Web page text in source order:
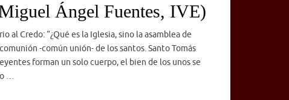
Ángel Fuentes, IVE)
al Credo: “¿Qué es la Iglesia, sino la asamblea de
-común unión- de los santos. Santo Tomás
forman un solo cuerpo, el bien de los unos se
…